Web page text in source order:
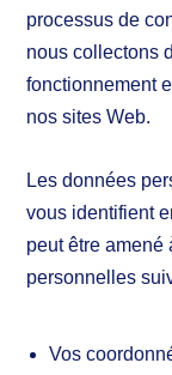
processus de
nous collectons
fonctionnement
nos sites Web.
Les données
vous identifient
peut être amené
personnelles
Vos